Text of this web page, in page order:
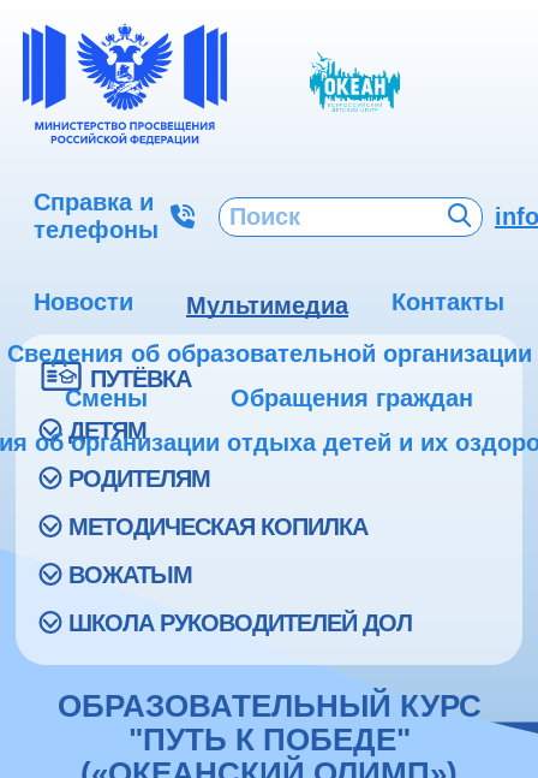
Справка и
телефоны
Новости Мультимедиа
Контакты
Сведения об образовательной организации
Смены
Обращения граждан
об организации отдыха детей и их
ПУТЁВКА
ДЕТЯМ
РОДИТЕЛЯМ
МЕТОДИЧЕСКАЯ КОПИЛКА
ВОЖАТЫМ
ШКОЛА РУКОВОДИТЕЛЕЙ ДОЛ
ОБРАЗОВАТЕЛЬНЫЙ КУРС
"ПУТЬ К ПОБЕДЕ"